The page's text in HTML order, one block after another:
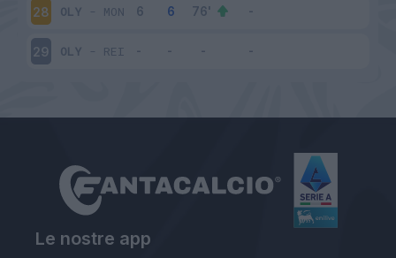
28 OLY - MON
29 OLY - REI
Le nostre app